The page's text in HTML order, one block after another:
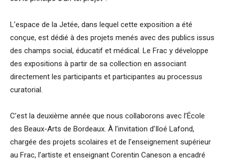
L’espace de la Jetée, dans lequel cette exposition a été
conçue, est dédié à des projets menés avec des publics issus
des champs social, éducatif et médical. Le Frac y développe
des expositions à partir de sa collection en associant
directement les participants et participantes au processus
curatorial.
C’est la deuxième année que nous collaborons avec l’École
des Beaux-Arts de Bordeaux. À l’invitation d’Iloé Lafond,
chargée des projets scolaires et de l’enseignement supérieur
au Frac, l’artiste et enseignant Corentin Caneson a encadré